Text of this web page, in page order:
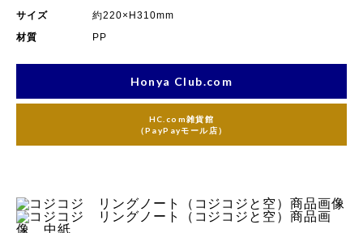
サイズ
約220×H310mm
材質
PP
Honya Club.com
HC.com雑貨館
（PayPayモール店）